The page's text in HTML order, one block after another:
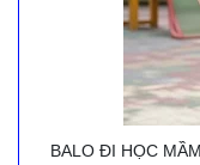
BALO ĐI HỌC